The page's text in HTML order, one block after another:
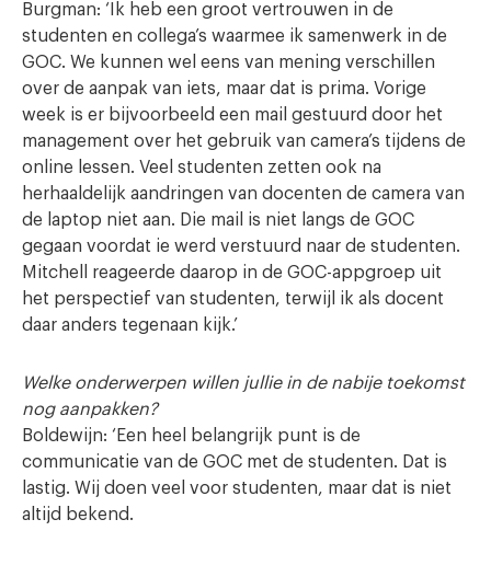
Burgman: ‘Ik heb een groot vertrouwen in de
studenten en collega’s waarmee ik samenwerk in de
GOC. We kunnen wel eens van mening verschillen
over de aanpak van iets, maar dat is prima. Vorige
week is er bijvoorbeeld een mail gestuurd door het
management over het gebruik van camera’s tijdens de
online lessen. Veel studenten zetten ook na
herhaaldelijk aandringen van docenten de camera van
de laptop niet aan. Die mail is niet langs de GOC
gegaan voordat ie werd verstuurd naar de studenten.
Mitchell reageerde daarop in de GOC-appgroep uit
het perspectief van studenten, terwijl ik als docent
daar anders tegenaan kijk.’
Welke onderwerpen willen jullie in de nabije toekomst
nog aanpakken?
Boldewijn: ‘Een heel belangrijk punt is de
communicatie van de GOC met de studenten. Dat is
lastig. Wij doen veel voor studenten, maar dat is niet
altijd bekend.